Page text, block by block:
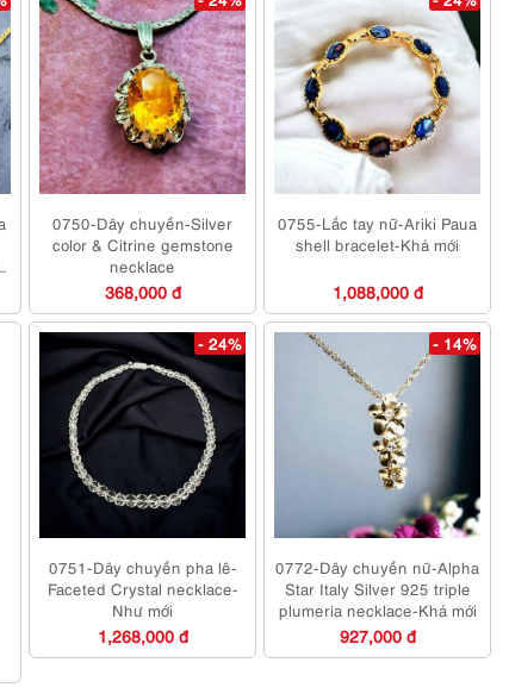
0750-Dây chuyền-Silver
color & Citrine gemstone
necklace
368,000 đ
0755-Lắc tay nữ-Ariki Paua
shell bracelet-Khá mới
1,088,000 đ
- 24%
0751-Dây chuyền pha lê-
Faceted Crystal necklace-
Như mới
1,268,000 đ
- 14%
0772-Dây chuyền nữ-Alpha
Star Italy Silver 925 triple
plumeria necklace-Khá mới
927,000 đ